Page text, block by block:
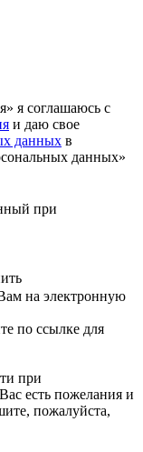
я соглашаюсь с
и даю свое
данных в
данных»
при
на электронную
по ссылке для
при
есть пожелания и
пожалуйста,